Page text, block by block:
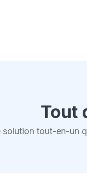
Tout
solution tout-en-un